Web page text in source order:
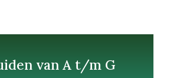
van A t/m G